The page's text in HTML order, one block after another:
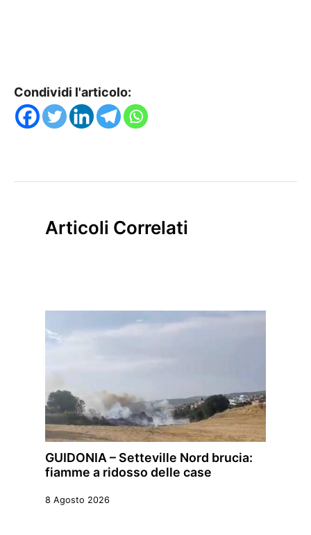
Condividi l'articolo:
Articoli Correlati
GUIDONIA – Setteville Nord brucia:
fiamme a ridosso delle case
8 Agosto 2026